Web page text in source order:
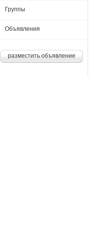
Группы
Объявления
разместить объявление